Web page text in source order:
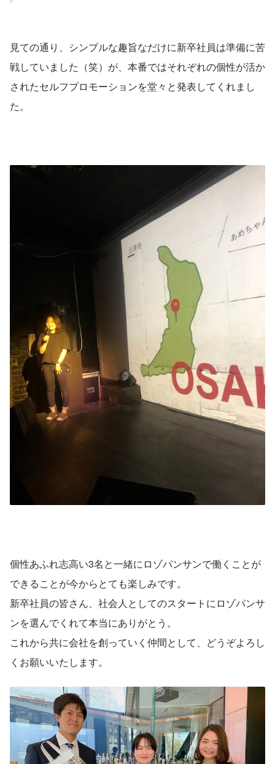
見ての通り、シンプルな趣旨なだけに新卒社員は準備に苦
戦していました（笑）が、本番ではそれぞれの個性が活か
されたセルフプロモーションを堂々と発表してくれまし
た。
個性あふれ志高い3名と一緒にロゾパンサンで働くことが
できることが今からとても楽しみです。
新卒社員の皆さん、社会人としてのスタートにロゾパンサ
ンを選んでくれて本当にありがとう。
これから共に会社を創っていく仲間として、どうぞよろし
くお願いいたします。